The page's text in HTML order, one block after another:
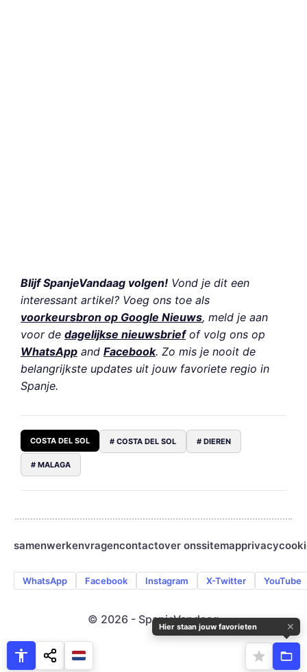
Blijf SpanjeVandaag volgen! Vond je dit een
interessant artikel? Voeg ons toe als
voorkeursbron op Google Nieuws, meld je aan
voor de dagelijkse nieuwsbriefof volg ons op
WhatsApp and Facebook. Zo mis je nooit de
belangrijkste updates uit jouw favoriete regio in
Spanje.
COSTA DEL SOL # COSTA DEL SOL # DIEREN
# MALAGA
samenwerkenvragencontactover onssitemapprivacy
WhatsApp Facebook Instagram X-Twitter YouTube
© 2026 - SpanjeVandaag
Hier staan jouw favorieten ✕